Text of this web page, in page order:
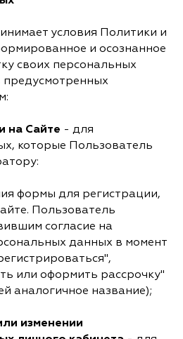
условия Политики и
и осознанное
своих персональных
предусмотренных
на Сайте - для
которые Пользователь
формы для регистрации,
Пользователь
согласие на
данных в момент
или оформить рассрочку"
аналогичное название);
изменении